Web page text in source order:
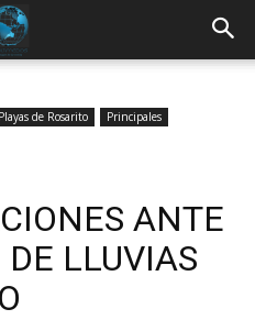
Playas de Rosarito
Principales
ANTE
LLUVIAS